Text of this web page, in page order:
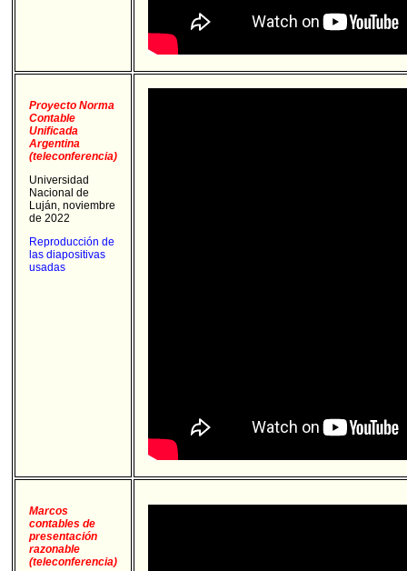
Proyecto Norma
Contable
Unificada
Argentina
(teleconferencia)
Universidad
Nacional de
Luján, noviembre
de 2022
Reproducción de
las diapositivas
usadas
Marcos
contables de
presentación
razonable
(teleconferencia)